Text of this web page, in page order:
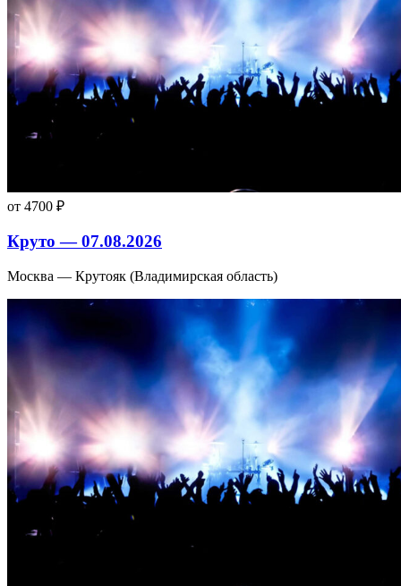
от 4700 ₽
Круто — 07.08.2026
Москва — Крутояк (Владимирская область)